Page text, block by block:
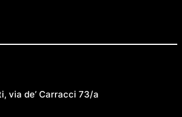
via de’ Carracci 73/a